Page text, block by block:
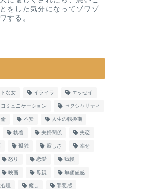
とをした気分になってゾワゾ
ワする。
な女 イライラ エッセイ
コミュニケーション セクシャリティ
不安 人生の転換期
執着 夫婦関係 失恋
孤独 寂しさ 幸せ
怒り 恋愛 我慢
映画 母親 無価値感
理 癒し 罪悪感